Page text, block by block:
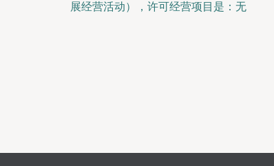
展经营活动），许可经营项目是：无